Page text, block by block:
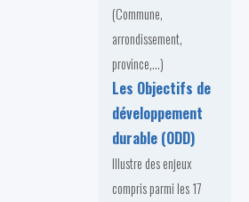
(Commune,
arrondissement,
province,...)
Les Objectifs de
développement
durable (ODD)
Illustre des enjeux
compris parmi les 17